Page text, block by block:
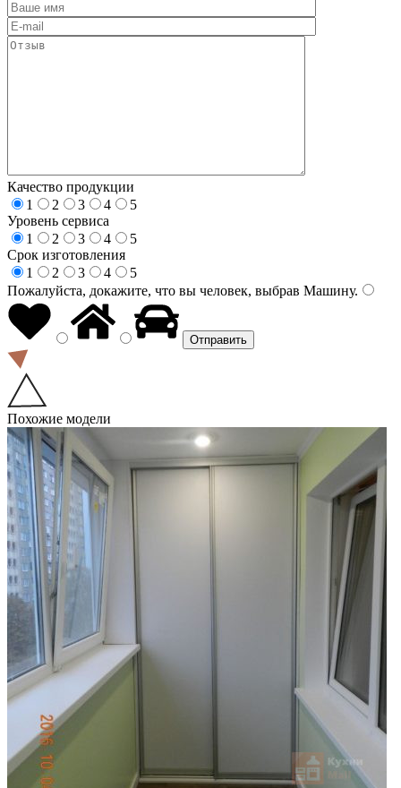
Качество продукции
1
2 3 4
5
Уровень сервиса
1
2 3 4
5
Срок изготовления
1
2 3 4
5
Пожалуйста, докажите, что вы человек, выбрав Машину.
Похожие модели